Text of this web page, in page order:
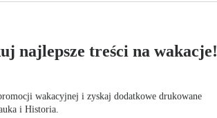
najlepsze treści na wakacje!
wakacyjnej i zyskaj dodatkowe drukowane
i Historia.